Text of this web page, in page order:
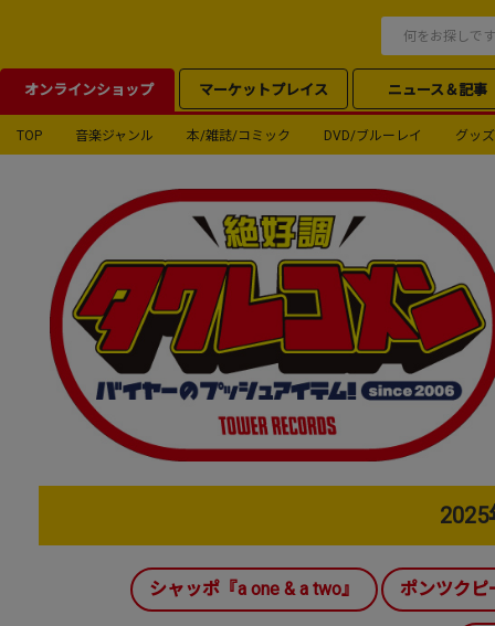
オンラインショップ マーケットプレイス ニュース＆記事
TOP 音楽ジャンル 本/雑誌/コミック DVD/ブルーレイ グッズ
2025
シャッポ『a one & a two』 ポンツクピ